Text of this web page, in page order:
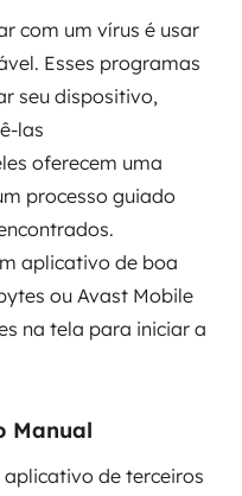
com um vírus é usar
Esses programas
seu dispositivo,
las
oferecem uma
processo guiado
aplicativo de boa
ou Avast Mobile
na tela para iniciar a
Manual
aplicativo de terceiros